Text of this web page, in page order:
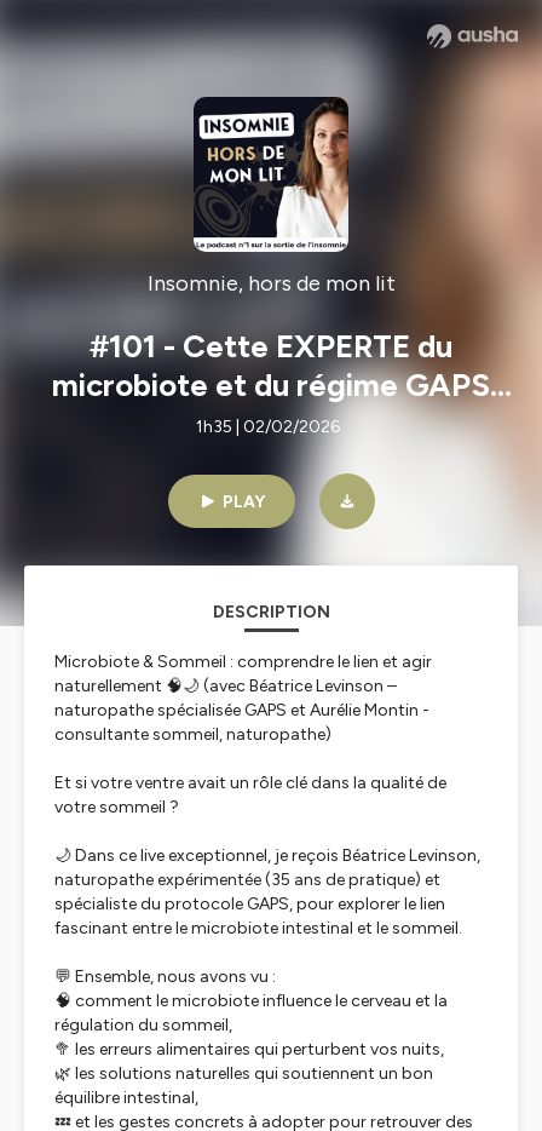
Insomnie, hors de mon lit
#101 - Cette EXPERTE du
microbiote et du régime GAPS
vous dévoile la clé cachée de
1h35 | 02/02/2026
PLAY
DESCRIPTION
Microbiote & Sommeil : comprendre le lien et agir
naturellement 🧠🌙 (avec Béatrice Levinson –
naturopathe spécialisée GAPS et Aurélie Montin -
consultante sommeil, naturopathe)
Et si votre ventre avait un rôle clé dans la qualité de
votre sommeil ?
🌙 Dans ce live exceptionnel, je reçois Béatrice Levinson,
naturopathe expérimentée (35 ans de pratique) et
spécialiste du protocole GAPS, pour explorer le lien
fascinant entre le microbiote intestinal et le sommeil.
💬 Ensemble, nous avons vu :
🧠 comment le microbiote influence le cerveau et la
régulation du sommeil,
🥦 les erreurs alimentaires qui perturbent vos nuits,
🌿 les solutions naturelles qui soutiennent un bon
équilibre intestinal,
💤 et les gestes concrets à adopter pour retrouver des